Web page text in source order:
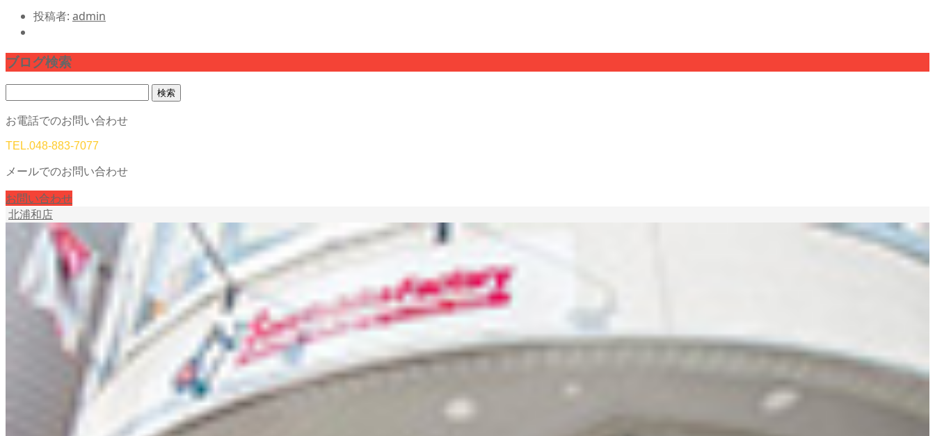
投稿者: admin
ブログ検索
お電話でのお問い合わせ
TEL.048-883-7077
メールでのお問い合わせ
お問い合わせ
北浦和店